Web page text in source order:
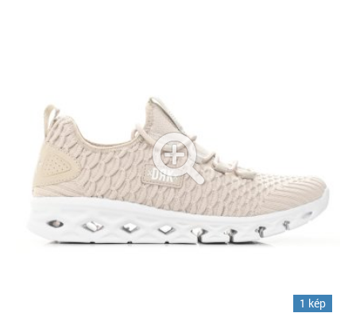
1 kép